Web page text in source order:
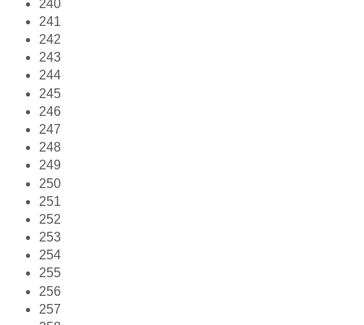
240
241
242
243
244
245
246
247
248
249
250
251
252
253
254
255
256
257